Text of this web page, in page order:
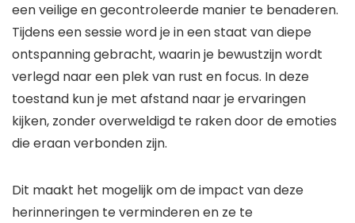
een veilige en gecontroleerde manier te benaderen.
Tijdens een sessie word je in een staat van diepe
ontspanning gebracht, waarin je bewustzijn wordt
verlegd naar een plek van rust en focus. In deze
toestand kun je met afstand naar je ervaringen
kijken, zonder overweldigd te raken door de emoties
die eraan verbonden zijn.
Dit maakt het mogelijk om de impact van deze
herinneringen te verminderen en ze te